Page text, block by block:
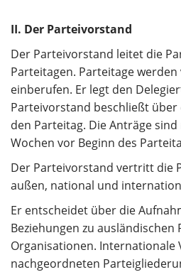
II. Der Parteivorstand
Der Parteivorstand leitet die
Parteitagen. Parteitage
einberufen. Er legt den
Parteivorstand beschließt
den Parteitag. Die Anträge
Wochen vor Beginn des
Der Parteivorstand vertritt die
außen, national und
Er entscheidet über die
Beziehungen zu ausländischen
Organisationen. Internationale
nachgeordneten